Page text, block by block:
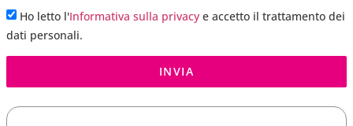
Ho letto l'Informativa sulla privacy e accetto il trattamento dei
dati personali.
INVIA